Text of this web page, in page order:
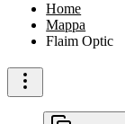
Home
Mappa
Flaim Optic